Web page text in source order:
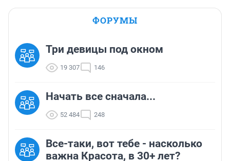
ФОРУМЫ
Три девицы под окном
19 307 146
Начать все сначала...
52 484 248
Все-таки, вот тебе - насколько
важна Красота, в 30+ лет?